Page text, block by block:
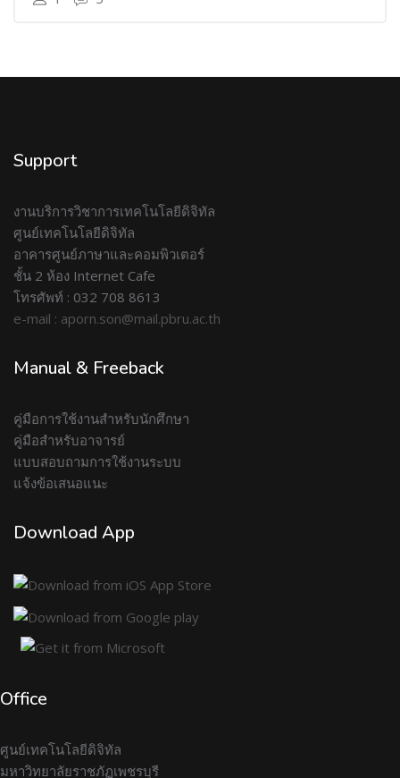
Support
งานบริการวิชาการเทคโนโลยีดิจิทัล
ศูนย์เทคโนโลยีดิจิทัล
อาคารศูนย์ภาษาและคอมพิวเตอร์
ชั้น 2 ห้อง Internet Cafe
โทรศัพท์ : 032 708 8613
e-mail : aporn.son@mail.pbru.ac.th
Manual & Freeback
คู่มือการใช้งานสำหรับนักศึกษา
คู่มือสำหรับอาจารย์
แบบสอบถามการใช้งานระบบ
แจ้งข้อเสนอแนะ
Download App
Office
ศูนย์เทคโนโลยีดิจิทัล
มหาวิทยาลัยราชภัฏเพชรบุรี